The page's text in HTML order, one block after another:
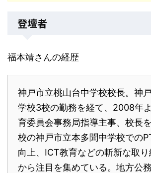
登壇者
福本靖さんの経歴
神戸市立桃山台中学校校長。神
学校3校の勤務を経て、2008年
育委員会事務局指導主事、校長
校の神戸市立本多聞中学校での
向上、ICT教育などの斬新な取
から注目を集めている。地方公